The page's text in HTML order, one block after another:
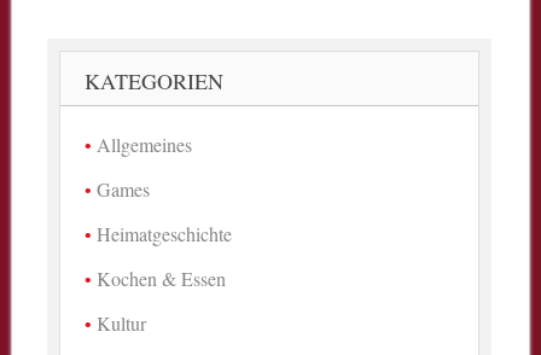
KATEGORIEN
Allgemeines
Games
Heimatgeschichte
Kochen & Essen
Kultur